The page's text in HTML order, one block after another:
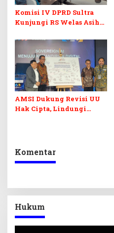
Komisi IV DPRD Sultra
Kunjungi RS Welas Asih
TPK hingga Layanan
Medis Canggih
AMSI Dukung Revisi UU
Hak Cipta, Lindungi
Komentar
Hukum